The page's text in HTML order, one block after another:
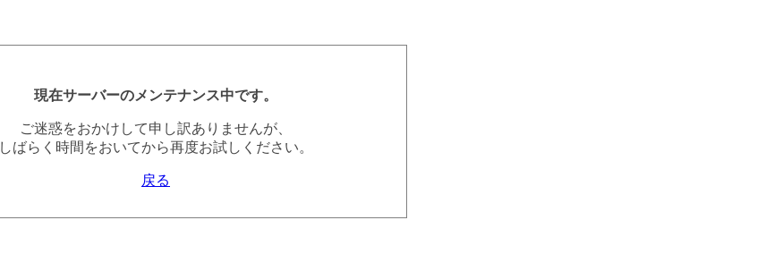
現在サーバーのメンテナンス中です。
ご迷惑をおかけして申し訳ありませんが、
しばらく時間をおいてから再度お試しください。
戻る